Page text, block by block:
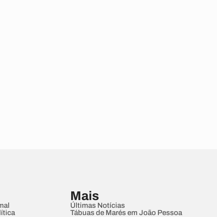
Mais
Últimas Notícias
Tábuas de Marés em João Pessoa